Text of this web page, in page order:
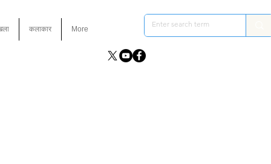
कलाकार More